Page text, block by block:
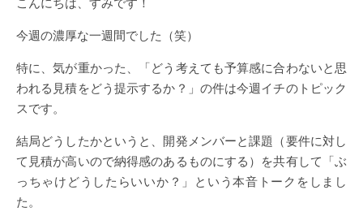
今週の濃厚な一週間でした（笑）
特に、気が重かった、「どう考えても予算感に合わないと思
われる見積をどう提示するか？」の件は今週イチのトピック
スです。
結局どうしたかというと、開発メンバーと課題（要件に対し
て見積が高いので納得感のあるものにする）を共有して「ぶ
っちゃけどうしたらいいか？」という本音トークをしまし
た。